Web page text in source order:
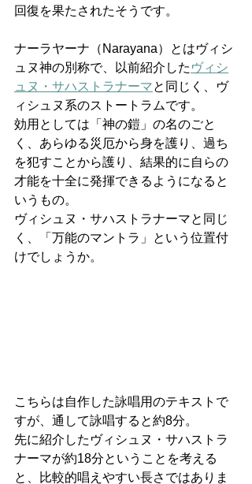
回復を果たされたそうです。
ナーラヤーナ（Narayana）とはヴィシ
ュヌ神の別称で、以前紹介した ヴィシ
ュヌ・サハストラナーマと同じく、ヴ
ィシュヌ系のストートラムです。
効用としては「神の鎧」の名のごと
く、あらゆる災厄から身を護り、過ち
を犯すことから護り、結果的に自らの
才能を十全に発揮できるようになると
いうもの。
ヴィシュヌ・サハストラナーマと同じ
く、「万能のマントラ」という位置付
けでしょうか。
こちらは自作した詠唱用のテキストで
すが、通して詠唱すると約8分。
先に紹介したヴィシュヌ・サハストラ
ナーマが約18分ということを考える
と、比較的唱えやすい長さではありま